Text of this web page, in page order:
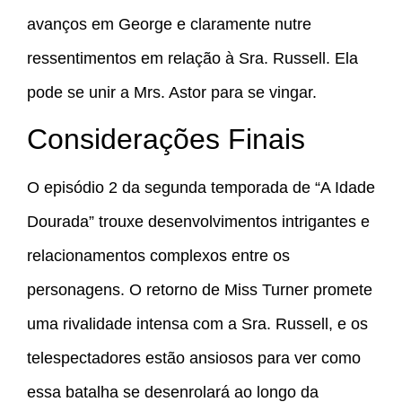
avanços em George e claramente nutre
ressentimentos em relação à Sra. Russell. Ela
pode se unir a Mrs. Astor para se vingar.
Considerações Finais
O episódio 2 da segunda temporada de “A Idade
Dourada” trouxe desenvolvimentos intrigantes e
relacionamentos complexos entre os
personagens. O retorno de Miss Turner promete
uma rivalidade intensa com a Sra. Russell, e os
telespectadores estão ansiosos para ver como
essa batalha se desenrolará ao longo da